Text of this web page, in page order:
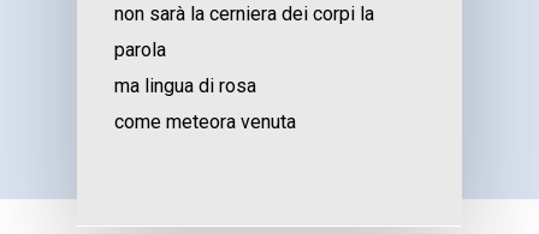
non sarà la cerniera dei corpi la
parola
ma lingua di rosa
come meteora venuta